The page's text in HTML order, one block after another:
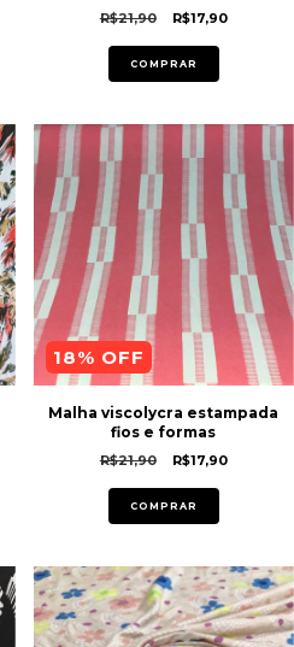
R$21,90 R$17,90
COMPRAR
18% OFF
Malha viscolycra estampada
fios e formas
R$21,90 R$17,90
COMPRAR